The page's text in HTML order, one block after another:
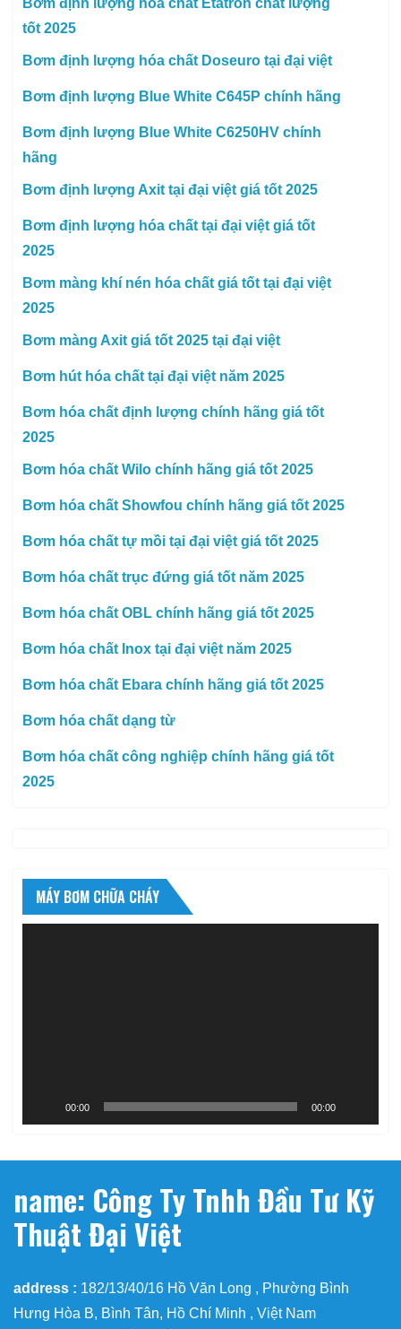
Bơm định lượng hóa chất Etatron chất lượng
tốt 2025
Bơm định lượng hóa chất Doseuro tại đại việt
Bơm định lượng Blue White C645P chính hãng
Bơm định lượng Blue White C6250HV chính
hãng
Bơm định lượng Axit tại đại việt giá tốt 2025
Bơm định lượng hóa chất tại đại việt giá tốt
2025
Bơm màng khí nén hóa chất giá tốt tại đại việt
2025
Bơm màng Axit giá tốt 2025 tại đại việt
Bơm hút hóa chất tại đại việt năm 2025
Bơm hóa chất định lượng chính hãng giá tốt
2025
Bơm hóa chất Wilo chính hãng giá tốt 2025
Bơm hóa chất Showfou chính hãng giá tốt 2025
Bơm hóa chất tự mồi tại đại việt giá tốt 2025
Bơm hóa chất trục đứng giá tốt năm 2025
Bơm hóa chất OBL chính hãng giá tốt 2025
Bơm hóa chất Inox tại đại việt năm 2025
Bơm hóa chất Ebara chính hãng giá tốt 2025
Bơm hóa chất dạng từ
Bơm hóa chất công nghiệp chính hãng giá tốt
2025
MÁY BƠM CHỮA CHÁY
00:00 00:00
name: Công Ty Tnhh Đầu Tư Kỹ
Thuật Đại Việt
address : 182/13/40/16 Hồ Văn Long , Phường Bình
Hưng Hòa B, Bình Tân, Hồ Chí Minh , Việt Nam